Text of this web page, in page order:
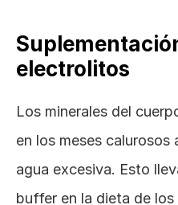
electrolitos
Los minerales del
en los meses
agua excesiva. Esto
buffer en la dieta de los